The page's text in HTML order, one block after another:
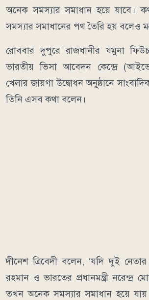
অনেক সমস্যার সমাধান হয়ে যাবে।
সমস্যার সমাধানের পথ তৈরি হয় বলেও
রোববার দুপুরে রাজধানীর যমুনা
ভারতীয় ভিসা আবেদন কেন্দ্রে
খেলার জায়গা উদ্বোধন অনুষ্ঠানে
তিনি এসব কথা বলেন।
দীনেশ ত্রিবেদী বলেন, ‘যদি দুই নেতার
রহমান ও ভারতের প্রধানমন্ত্রী নরেন্দ্র
তখন অনেক সমস্যার সমাধান হয়ে